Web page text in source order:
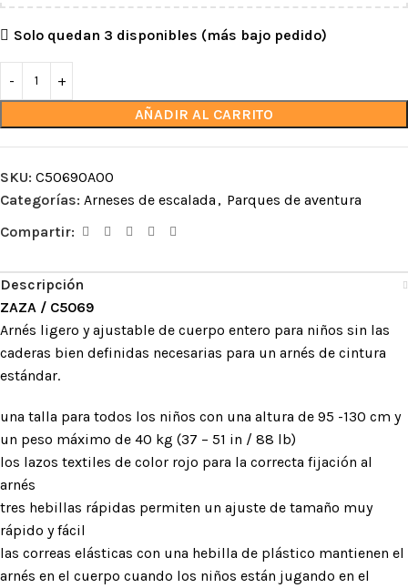
Solo quedan 3 disponibles (más bajo pedido)
AÑADIR AL CARRITO
SKU: C5069OA00
Categorías: Arneses de escalada , Parques de aventura
Compartir:
Descripción
ZAZA / C5069
Arnés ligero y ajustable de cuerpo entero para niños sin las
caderas bien definidas necesarias para un arnés de cintura
estándar.
una talla para todos los niños con una altura de 95 -130 cm y
un peso máximo de 40 kg (37 – 51 in / 88 lb)
los lazos textiles de color rojo para la correcta fijación al
arnés
tres hebillas rápidas permiten un ajuste de tamaño muy
rápido y fácil
las correas elásticas con una hebilla de plástico mantienen el
arnés en el cuerpo cuando los niños están jugando en el